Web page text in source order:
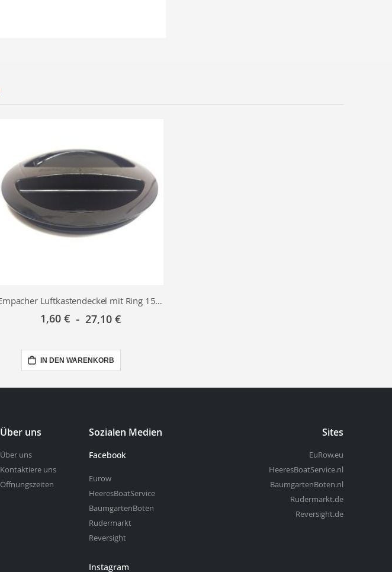
Empacher Luftkastendeckel mit Ring 150mm
1,60 € 27,10 €
IN DEN WARENKORB
Über uns
Über uns
Kontaktiere uns
Öffnungszeiten
Sozialen Medien
Facebook
Eurow
HeeresBoatService
BaumgartenBoten
Rudermarkt
Reversight
Instagram
Sites
EuRow.eu
HeeresBoatService.nl
BaumgartenBoten.nl
Rudermarkt.de
Reversight.de